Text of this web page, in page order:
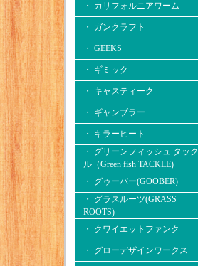
・ カリフォルニアワーム
・ ガンクラフト
・ GEEKS
・ ギミック
・ キャスティーク
・ ギャンブラー
・ キラーヒート
・ グリーンフィッシュ タック
ル（Green fish TACKLE)
・ グゥーバー(GOOBER)
・ グラスルーツ(GRASS
ROOTS)
・ クワイエットファンク
・ グローデザインワークス